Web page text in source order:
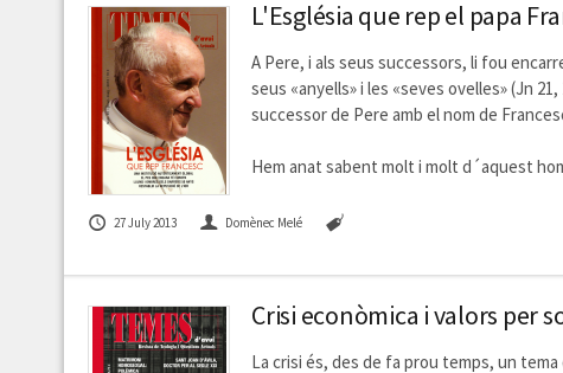
L'Església que rep el papa
A Pere, i als seus successors, li fou
seus «anyells» i les «seves ovelles» (Jn
successor de Pere amb el nom de
Hem anat sabent molt i molt d´aquest
27 July 2013 Domènec Melé
Crisi econòmica i valors per
La crisi és, des de fa prou temps, un